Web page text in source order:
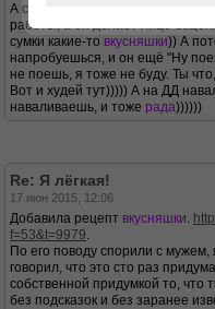
А с мужем - да, клево)) Раньше
работы, а он делает лицо
сумки какие-то вкусняшки)) А
напробуешься, и он ещё "Ну
не поешь, я тоже не буду. Ты
Вот и худей тут))))) А на ДД
наваливаешь, и тоже рада))))))
Re: Я лёгкая!
17 июн 2015, 12:06
Добавила рецепт вкусняшки.
f=53&t=9979.
По его поводу спорили с мужем,
говорил, что это сто раз
собственной придумкой то, что
без подсказок и без заранее